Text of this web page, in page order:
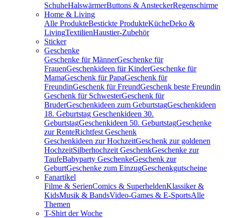
SchuheHalswärmerButtons & AnsteckerRegenschirme
Home & Living
Alle ProdukteBestickte ProdukteKücheDeko &
LivingTextilienHaustier-Zubehör
Sticker
Geschenke
Geschenke für MännerGeschenke für
FrauenGeschenkideen für KinderGeschenke für
MamaGeschenk für PapaGeschenk für
FreundinGeschenk für FreundGeschenk beste Freundin
Geschenk für SchwesterGeschenk für
BruderGeschenkideen zum GeburtstagGeschenkideen
18. Geburtstag Geschenkideen 30.
GeburtstagGeschenkideen 50. GeburtstagGeschenke
zur RenteRichtfest Geschenk
Geschenkideen zur HochzeitGeschenk zur goldenen
HochzeitSilberhochzeit GeschenkGeschenke zur
TaufeBabyparty GeschenkeGeschenk zur
GeburtGeschenke zum EinzugGeschenkgutscheine
Fanartikel
Filme & SerienComics & SuperheldenKlassiker &
KidsMusik & BandsVideo-Games & E-SportsAlle
Themen
T-Shirt der Woche